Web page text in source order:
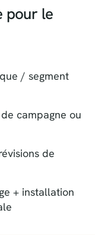
pour le
/ segment
campagne ou
de
+ installation